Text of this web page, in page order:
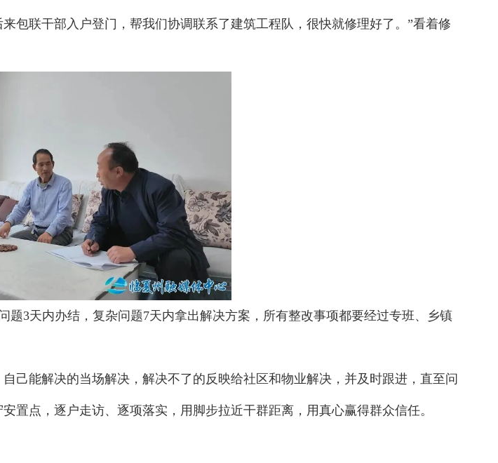
包联干部入户登门，帮我们协调联系了建筑工程队，很快就修理好了。”看着修
3天内办结，复杂问题7天内拿出解决方案，所有整改事项都要经过专班、乡镇
己能解决的当场解决，解决不了的反映给社区和物业解决，并及时跟进，直至问
置点，逐户走访、逐项落实，用脚步拉近干群距离，用真心赢得群众信任。